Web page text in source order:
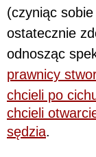
(czyniąc
ostatecznie
odnosząc
prawnicy
chcieli po
chcieli
sędzia.